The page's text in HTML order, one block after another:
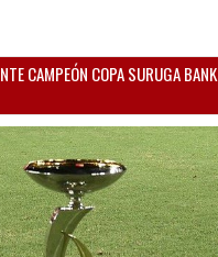
CAMPEÓN COPA SURUGA BANK